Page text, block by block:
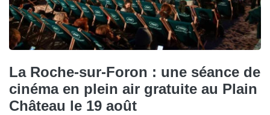
La Roche-sur-Foron : une séance de
cinéma en plein air gratuite au Plain
Château le 19 août